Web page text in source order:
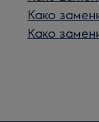
Како
Како